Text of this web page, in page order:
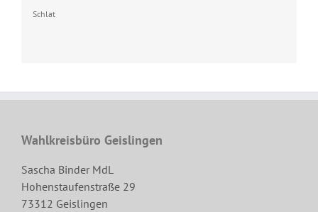
Schlat
Wahlkreisbüro Geislingen
Sascha Binder MdL
Hohenstaufenstraße 29
73312 Geislingen